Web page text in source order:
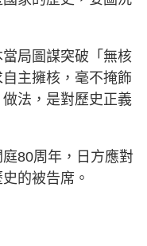
局圖謀突破「無核
主擁核，毫不掩飾
法，是對歷史正義
80周年，日方應對
的被告席。